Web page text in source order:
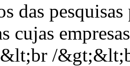
das
cujas
/